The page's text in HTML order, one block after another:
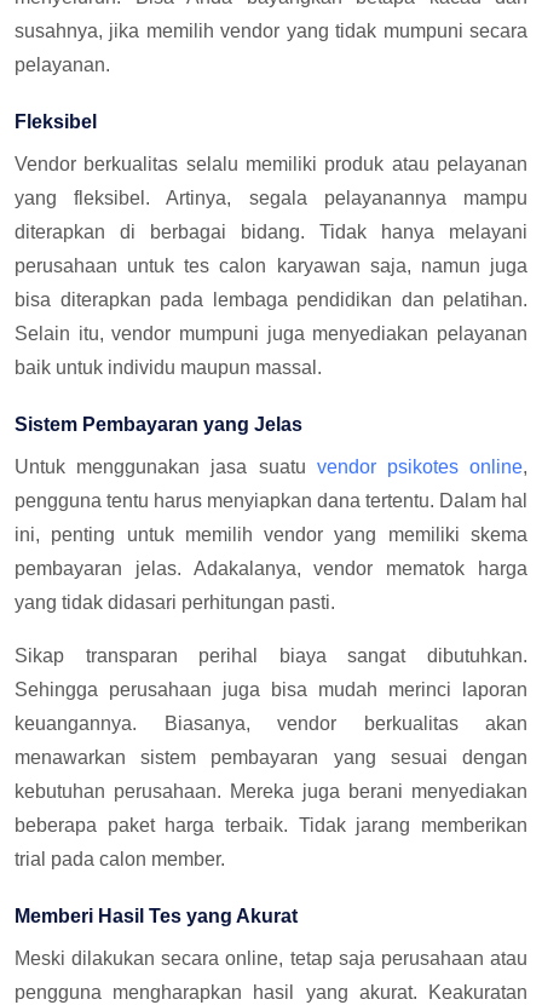
susahnya, jika memilih vendor yang tidak mumpuni secara
pelayanan.
Fleksibel
Vendor berkualitas selalu memiliki produk atau pelayanan
yang fleksibel. Artinya, segala pelayanannya mampu
diterapkan di berbagai bidang. Tidak hanya melayani
perusahaan untuk tes calon karyawan saja, namun juga
bisa diterapkan pada lembaga pendidikan dan pelatihan.
Selain itu, vendor mumpuni juga menyediakan pelayanan
baik untuk individu maupun massal.
Sistem Pembayaran yang Jelas
Untuk menggunakan jasa suatu vendor psikotes online,
pengguna tentu harus menyiapkan dana tertentu. Dalam hal
ini, penting untuk memilih vendor yang memiliki skema
pembayaran jelas. Adakalanya, vendor mematok harga
yang tidak didasari perhitungan pasti.
Sikap transparan perihal biaya sangat dibutuhkan.
Sehingga perusahaan juga bisa mudah merinci laporan
keuangannya. Biasanya, vendor berkualitas akan
menawarkan sistem pembayaran yang sesuai dengan
kebutuhan perusahaan. Mereka juga berani menyediakan
beberapa paket harga terbaik. Tidak jarang memberikan
trial pada calon member.
Memberi Hasil Tes yang Akurat
Meski dilakukan secara online, tetap saja perusahaan atau
pengguna mengharapkan hasil yang akurat. Keakuratan